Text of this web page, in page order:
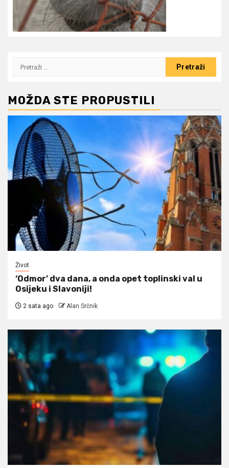
Pretraži:
MOŽDA STE PROPUSTILI
Život
‘Odmor’ dva dana, a onda opet toplinski val u
Osijeku i Slavoniji!
2 sata ago Alan Srčnik